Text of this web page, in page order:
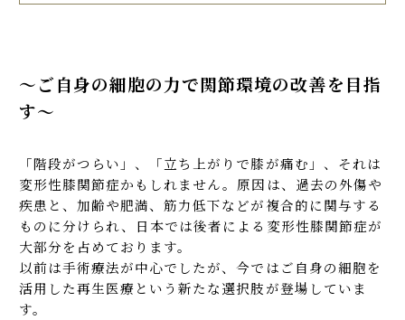
変形性関節症の進行プロセス
再生医療が適応となるグレード
変形性膝関節症の治療選択肢比較
変形性関節症への治療プロセス
変形性関節症治療の注意事項
料金表
よくある質問（FAQ）
〜ご自身の細胞の力で関節環境の改善を目指
す〜
「階段がつらい」、「立ち上がりで膝が痛む」、それは
変形性膝関節症かもしれません。原因は、過去の外傷や
疾患と、加齢や肥満、筋力低下などが複合的に関与する
ものに分けられ、日本では後者による変形性膝関節症が
大部分を占めております。
以前は手術療法が中心でしたが、今ではご自身の細胞を
活用した再生医療という新たな選択肢が登場していま
す。